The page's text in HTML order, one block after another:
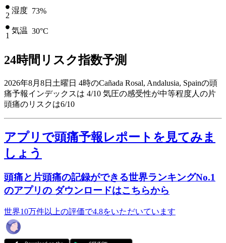
2
湿度 73%
1
気温 30°C
24時間リスク指数予測
2026年8月8日土曜日 4時のCañada Rosal, Andalusia, Spainの頭
痛予報インデックスは 4/10 気圧の感受性が中等程度人の片
頭痛のリスクは6/10
アプリで頭痛予報レポートを見てみま
しょう
頭痛と片頭痛の記録ができる世界ランキングNo.1
のアプリの ダウンロードはこちらから
世界10万件以上の評価で4.8をいただいています